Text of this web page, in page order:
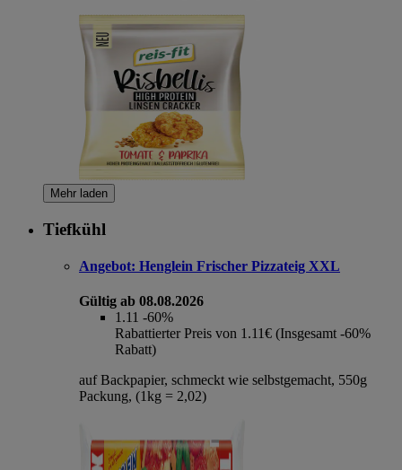
Mehr laden
Tiefkühl
Angebot: Henglein Frischer Pizzateig XXL
Gültig ab 08.08.2026
1.11 -60%
Rabattierter Preis von 1.11€ (Insgesamt -60%
Rabatt)
auf Backpapier, schmeckt wie selbstgemacht, 550g
Packung, (1kg = 2,02)